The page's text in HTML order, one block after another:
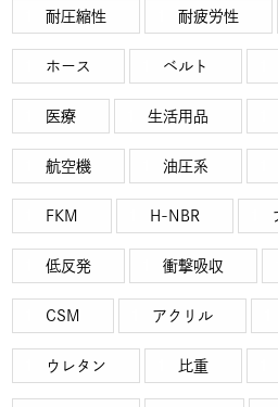
耐圧縮性 耐疲労性
ホース ベルト
医療 生活用品
航空機 油圧系
FKM H-NBR
低反発 衝撃吸収
CSM アクリル
ウレタン 比重